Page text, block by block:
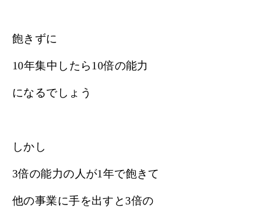
飽きずに
10年集中したら10倍の能力
になるでしょう
しかし
3倍の能力の人が1年で飽きて
他の事業に手を出すと3倍の